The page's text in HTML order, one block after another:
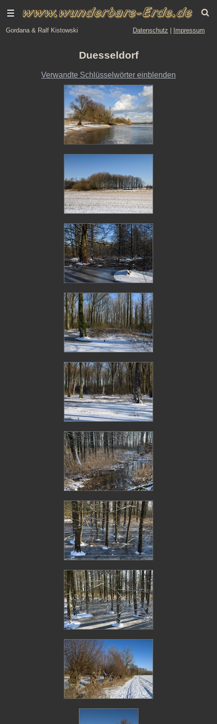
Gordana & Ralf Kistowski Datenschutz Impressum
Duesseldorf
Verwandte Schlüsselwörter einblenden